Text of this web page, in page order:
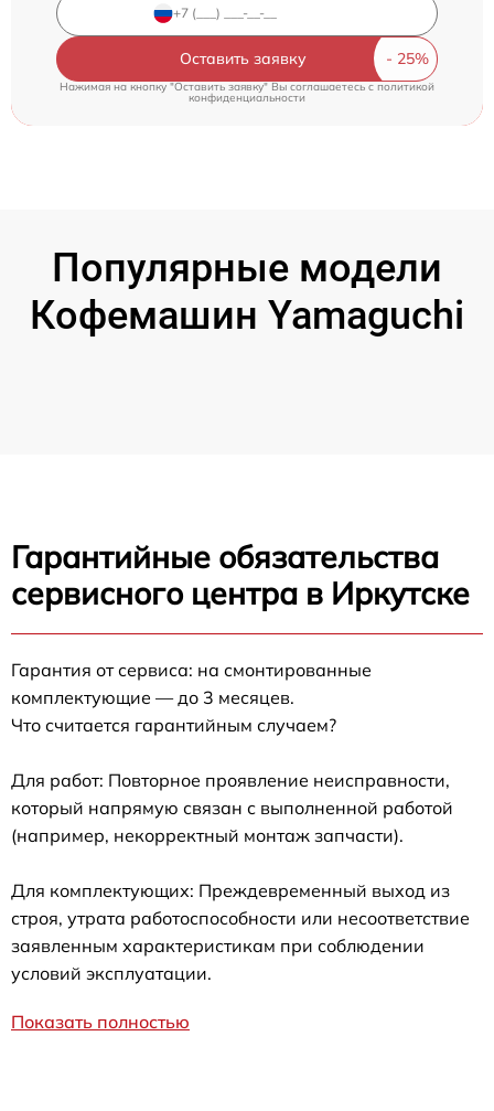
Оставить заявку
Нажимая на кнопку "Оставить заявку" Вы соглашаетесь cполитикой
конфиденциальности
Популярные модели
Кофемашин Yamaguchi
Гарантийные обязательства
сервисного центра в Иркутске
Гарантия от сервиса: на смонтированные
комплектующие — до 3 месяцев.
Что считается гарантийным случаем?
Для работ: Повторное проявление неисправности,
который напрямую связан с выполненной работой
(например, некорректный монтаж запчасти).
Для комплектующих: Преждевременный выход из
строя, утрата работоспособности или несоответствие
заявленным характеристикам при соблюдении
условий эксплуатации.
Показать полностью